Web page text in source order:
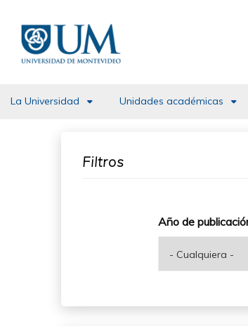
contenido
principal
La Universidad Unidades académicas
Filtros
Año de